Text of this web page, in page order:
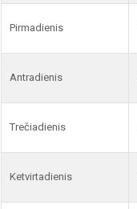
Pirmadienis
Antradienis
Trečiadienis
Ketvirtadienis